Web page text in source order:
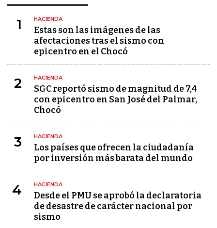
1 HACIENDA
Estas son las imágenes de las
afectaciones tras el sismo con
epicentro en el Chocó
2 HACIENDA
SGC reportó sismo de magnitud de 7,4
con epicentro en San José del Palmar,
Chocó
3 HACIENDA
Los países que ofrecen la ciudadanía
por inversión más barata del mundo
4 HACIENDA
Desde el PMU se aprobó la declaratoria
de desastre de carácter nacional por
sismo